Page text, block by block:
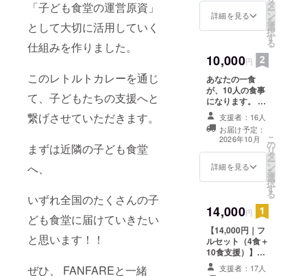
「子ども食堂の運営原資」
として大切に活用していく
仕組みを作りました。
このレトルトカレーを通じ
て、子どもたちの支援へと
繋げさせていただきます。
まずは近隣の子ども食堂
へ、
いずれ全国のたくさんの子
ども食堂に届けていきたい
と思います！！
ぜひ、 FANFAREと一緒
継続的な支援を
目的として運営
の一部を子ども
たちへの食事支
援および活動運
営に活用
法：常温保存 ・
賞味期限：製造
を含む（詳細は
表示ラベルに記
載） 「原材料及
び添加物等の食
品表示はお届け
商品のラベルに
表記されます。
商品開封前には
必ずお届けのリ
れたラベルや注
意書きをご確認
本プロジェクト
は、継続的な支
援を目的として
運営しており、
売上の一部を子
どもたちへの食
事支援および活
に、ご支援1件に
つき子ども食堂
へ1食を寄付いた
アムレトルトカ
レーへの
FANFARE挑戦
と、子ども食堂
支援活動の両方
を応援していた
だけるプランで
す。 日頃ご利用
いただいている
お客様はもちろ
ん、「まずはお
店で食べてみた
い」という方に
す。 ※9月以降使
用可。 来店され
たその日より使
用出来ます。 ※
お食事券の有効
期限は2027年03
円分 子ども食堂
へ1食寄付 有効
ンディング限定
の特別プランで
す。 9,000円の
ご支援で、
FANFAREでご
利用いただける
11,000円分のお
食事券をお届け
いたします。 さ
らに、ご支援1件
につき子ども食
堂へ1食を寄付い
ミアムレトルト
カレーへの
FANFARE挑戦
と、子ども食堂
支援活動の両方
を応援していた
だけるプランで
詳細を見る
タ
ー
ン
を
選
択
す
る
10,000円
あなたの一食
が、10人の食事
になります。 カ
レーEXPOで三
度の総合優勝を
いただいた 私の
経験と技術を全
て注ぎ込み、 一
切妥協せず本気
届けするととも
に、 このクラウ
ドファンディン
グ限定で、 1つ
ご購入いただく
ごとに、 子ども
支援者：16人
お届け予定：
2026年10月
詳細を見る
こ
の
リ
タ
ー
ン
を
選
択
す
る
14,000円
【14,000円｜フ
ルセット（4食＋
10食支援）】
SPICECURRY
支援者：17人